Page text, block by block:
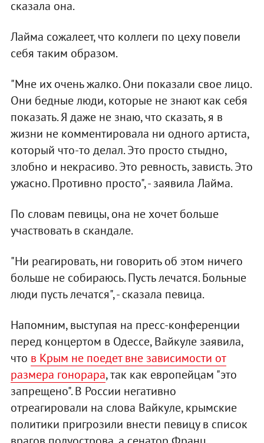
сказала она.
Лайма сожалеет, что коллеги по цеху повели
себя таким образом.
"Мне их очень жалко. Они показали свое лицо.
Они бедные люди, которые не знают как себя
показать. Я даже не знаю, что сказать, я в
жизни не комментировала ни одного артиста,
который что-то делал. Это просто стыдно,
злобно и некрасиво. Это ревность, зависть. Это
ужасно. Противно просто", - заявила Лайма.
По словам певицы, она не хочет больше
участвовать в скандале.
"Ни реагировать, ни говорить об этом ничего
больше не собираюсь. Пусть лечатся. Больные
люди пусть лечатся", - сказала певица.
Напомним, выступая на пресс-конференции
перед концертом в Одессе, Вайкуле заявила,
что в Крым не поедет вне зависимости от
размера гонорара, так как европейцам "это
запрещено". В России негативно
отреагировали на слова Вайкуле, крымские
политики пригрозили внести певицу в список